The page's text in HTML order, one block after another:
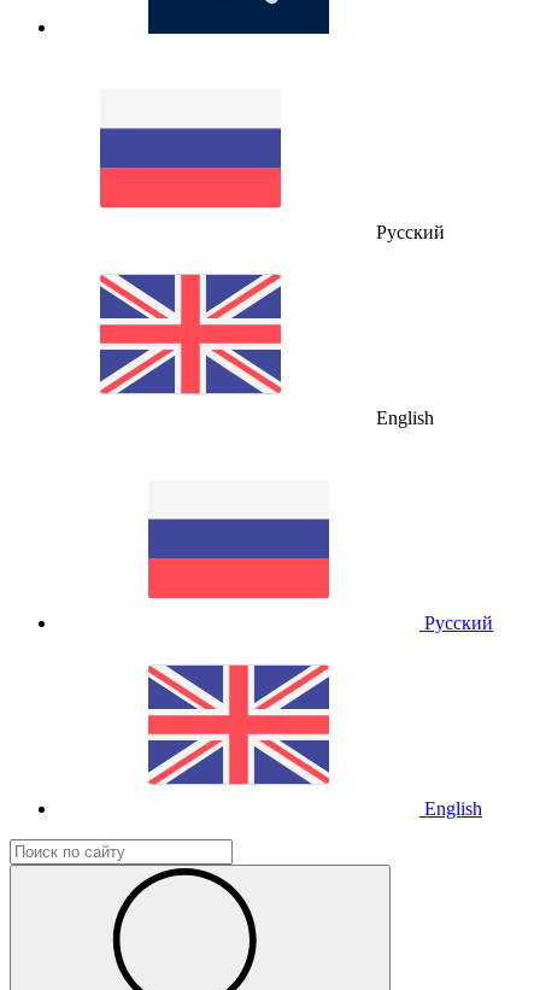
Русский
English
Русский
English